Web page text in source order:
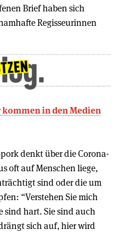
Brief haben sich
Regisseurinnen
kommen in den Medien
denkt über die Corona-
oft auf Menschen liege,
sind oder die um
“Verstehen Sie mich
sind hart. Sie sind auch
sich auf, hier wird